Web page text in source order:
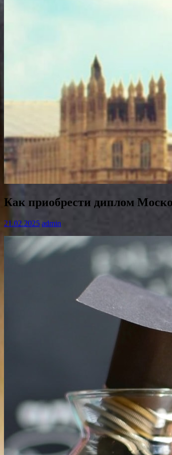
Как приобрести диплом
21.02.2025 admin